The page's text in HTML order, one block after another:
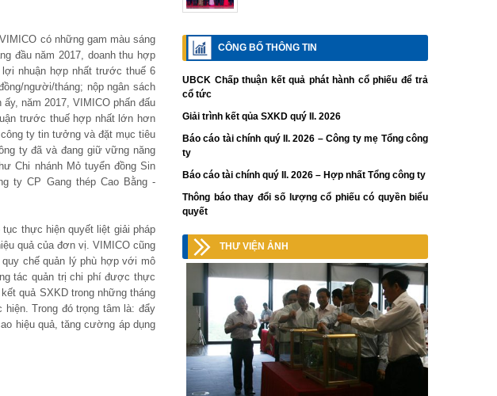
có những gam màu sáng
đầu năm 2017, doanh thu hợp
lợi nhuận hợp nhất trước thuế 6
người/tháng; nộp ngân sách
năm 2017, VIMICO phấn đấu
trước thuế hợp nhất lớn hơn
ty tin tưởng và đặt mục tiêu
ty đã và đang giữ vững năng
Chi nhánh Mỏ tuyển đồng Sin
ty CP Gang thép Cao Bằng -
tục thực hiện quyết liệt giải pháp
quả của đơn vị. VIMICO cũng
chế quản lý phù hợp với mô
tác quản trị chi phí được thực
quả SXKD trong những tháng
Trong đó trọng tâm là: đẩy
hiệu quả, tăng cường áp dụng
CÔNG BỐ THÔNG TIN
UBCK Chấp thuận kết quả phát hành cổ phiếu để trả
cổ tức
Giải trình kết qủa SXKD quý II. 2026
Báo cáo tài chính quý II. 2026 – Công ty mẹ Tổng công
ty
Báo cáo tài chính quý II. 2026 – Hợp nhất Tổng công ty
Thông báo thay đổi số lượng cổ phiếu có quyền biểu
quyết
THƯ VIỆN ẢNH